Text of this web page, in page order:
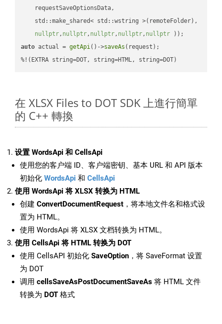
    requestSaveOptionsData,
    std::make_shared< std::wstring >(remoteFolder),
nullptr, nullptr, nullptr, nullptr, nullptr ))
auto actual = getApi()->saveAs (request);
%!(EXTRA string=DOT, string=HTML, string=DOT)
在 XLSX Files to DOT SDK 上進行簡單
的 C++ 轉換
设置 WordsApi 和 CellsApi
使用您的客户端 ID、客户端密钥、基本 URL 和 API 版本
初始化 WordsApi 和 CellsApi
使用 WordsApi 将 XLSX 转换为 HTML
创建 ConvertDocumentRequest ，将本地文件名和格式设
置为 HTML。
使用 WordsApi 将 XLSX 文档转换为 HTML。
使用 CellsApi 将 HTML 转换为 DOT
使用 CellsAPI 初始化 SaveOption ，将 SaveFormat 设置
为 DOT
调用 cellsSaveAsPostDocumentSaveAs 将 HTML 文件
转换为 DOT 格式